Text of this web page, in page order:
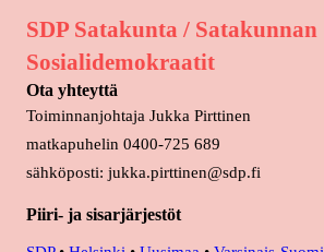
SDP Satakunta / Satakunnan
Sosialidemokraatit
Ota yhteyttä
Toiminnanjohtaja Jukka Pirttinen
matkapuhelin 0400-725 689
sähköposti: jukka.pirttinen@sdp.fi
Piiri- ja sisarjärjestöt